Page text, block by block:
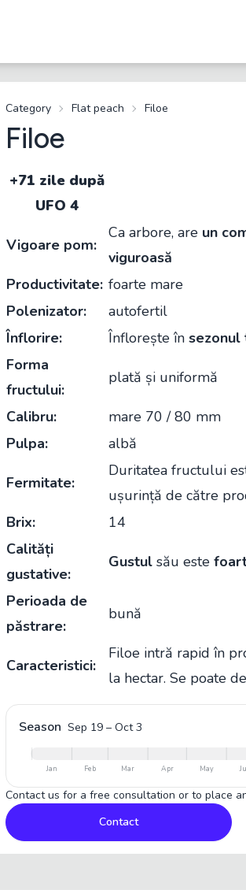
Category Flat peach Filoe
Filoe
+71 zile după
UFO 4
Vigoare pom:
Ca arbore, are un
viguroasă
Productivitate: foarte mare
Polenizator:
autofertil
Înflorire:
Înflorește în sezonul
Forma
fructului:
plată și uniformă
Calibru:
mare 70 / 80 mm
Pulpa:
albă
Fermitate:
Duritatea fructului
ușurință de către
Brix:
14
Calități
gustative:
Gustul său este
Perioada de
păstrare:
bună
Caracteristici:
Filoe intră rapid în
la hectar. Se poate
Season Sep 19 – Oct 3
Jan Feb Mar Apr May
Contact us for a free consultation or to place
Contact